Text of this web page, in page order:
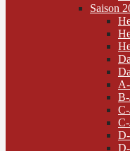
Saison